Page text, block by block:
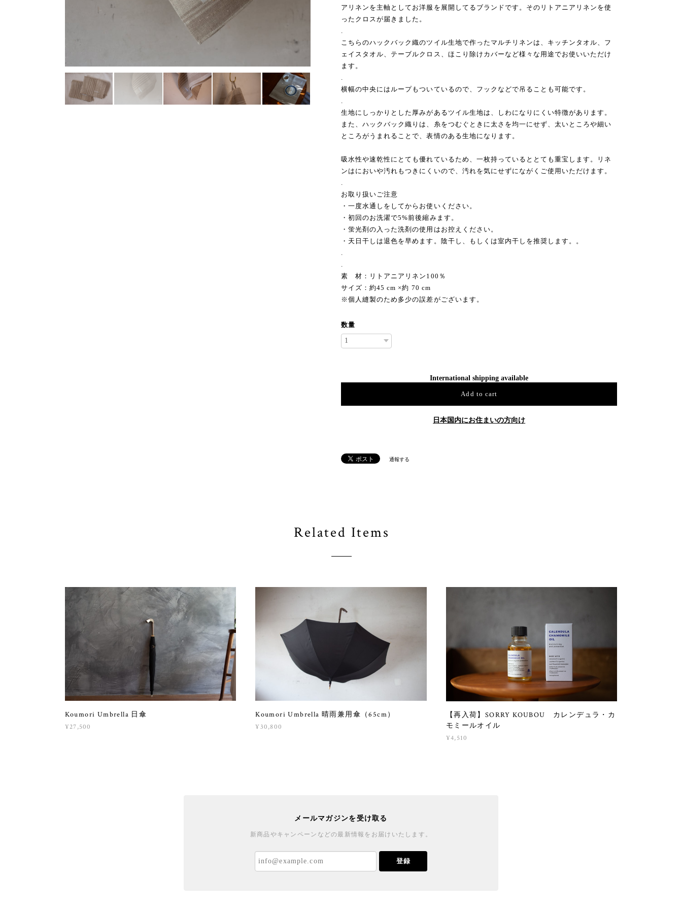
アリネンを主軸としてお洋服を展開してるブランドです。そのリトアニアリネンを使
ったクロスが届きました。
こちらのハックバック織のツイル生地で作ったマルチリネンは、キッチンタオル、フ
ェイスタオル、テーブルクロス、ほこり除けカバーなど様々な用途でお使いいただけ
ます。
横幅の中央にはループもついているので、フックなどで吊ることも可能です。
生地にしっかりとした厚みがあるツイル生地は、しわになりにくい特徴があります。
また、ハックバック織りは、糸をつむぐときに太さを均一にせず、太いところや細い
ところがうまれることで、表情のある生地になります。
吸水性や速乾性にとても優れているため、一枚持っているととても重宝します。リネ
ンはにおいや汚れもつきにくいので、汚れを気にせずにながくご使用いただけます。
お取り扱いご注意
・一度水通しをしてからお使いください。
・初回のお洗濯で5%前後縮みます。
・蛍光剤の入った洗剤の使用はお控えください。
・天日干しは退色を早めます。陰干し、もしくは室内干しを推奨します。。
素 材：リトアニアリネン100％
サイズ：約45 cm ×約 70 cm
※個人縫製のため多少の誤差がございます。
数量
International shipping available
Add to cart
日本国内にお住まいの方向け
通報する
Related Items
Koumori Umbrella 日傘
¥27,500
Koumori Umbrella 晴雨兼用傘（65cm）
¥30,800
【再入荷】SORRY KOUBOU カレンデュラ・カ
モミールオイル
¥4,510
メールマガジンを受け取る
新商品やキャンペーンなどの最新情報をお届けいたします。
登録